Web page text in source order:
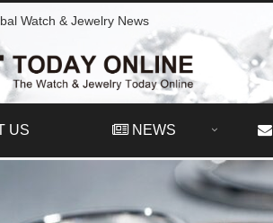
Watch & Jewelry News
US NEWS